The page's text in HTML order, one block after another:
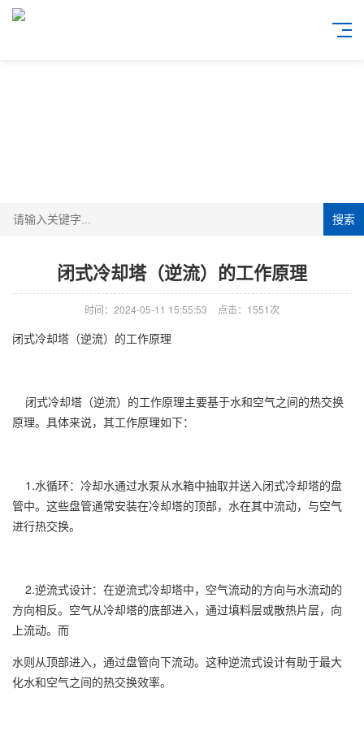
搜索
闭式冷却塔（逆流）的工作原理
时间：2024-05-11 15:55:53 点击：1551次
闭式冷却塔（逆流）的工作原理
闭式冷却塔（逆流）的工作原理主要基于水和空气之间的热交换
原理。具体来说，其工作原理如下：
1.水循环：冷却水通过水泵从水箱中抽取并送入闭式冷却塔的盘
管中。这些盘管通常安装在冷却塔的顶部，水在其中流动，与空气
进行热交换。
2.逆流式设计：在逆流式冷却塔中，空气流动的方向与水流动的
方向相反。空气从冷却塔的底部进入，通过填料层或散热片层，向
上流动。而
水则从顶部进入，通过盘管向下流动。这种逆流式设计有助于最大
化水和空气之间的热交换效率。